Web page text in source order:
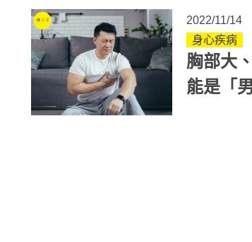
2022/11/14
身心疾病
胸部大
能是「